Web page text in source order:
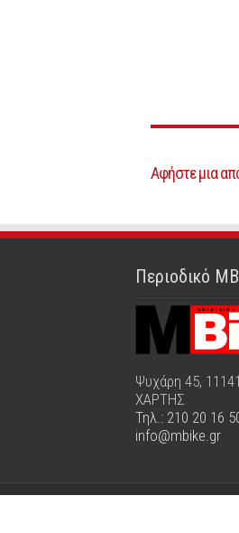
Αφήστε μια
Περιοδικό
Ψυχάρη 45,
ΧΑΡΤΗΣ
Τηλ.: 210 20 16
info@mbike.gr